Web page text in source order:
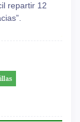
repartir 12